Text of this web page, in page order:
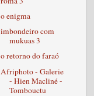
o enigma
imbondeiro com
mukuas 3
o retorno do faraó
Afriphoto - Galerie
- Hien Macliné -
Tombouctu